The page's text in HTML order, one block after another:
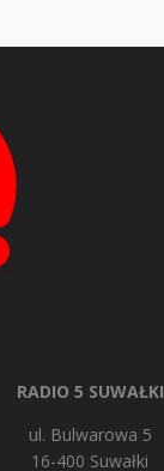
RADIO 5 SUWAŁKI
ul. Bulwarowa 5
16-400 Suwałki